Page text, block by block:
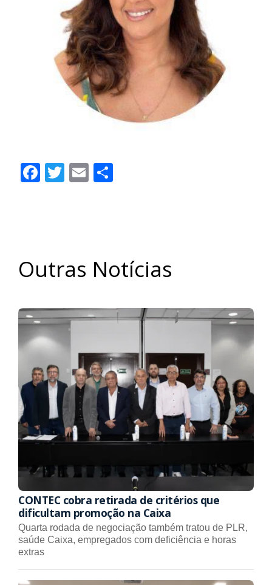
Facebook
Twitter
Email
Outras Notícias
CONTEC cobra retirada de critérios que
dificultam promoção na Caixa
Quarta rodada de negociação também tratou de PLR,
saúde Caixa, empregados com deficiência e horas
extras